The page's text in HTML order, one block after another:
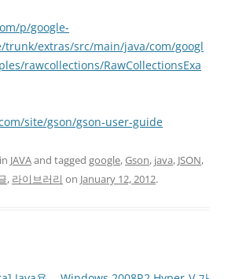
p/google-
trunk/extras/src/main/java/com/googl
rawcollections/RawCollectionsExa
site/gson/gson-user-guide
JAVAand tagged google,Gson, java, JSON,
, 라이브러리 on January 12, 2012.